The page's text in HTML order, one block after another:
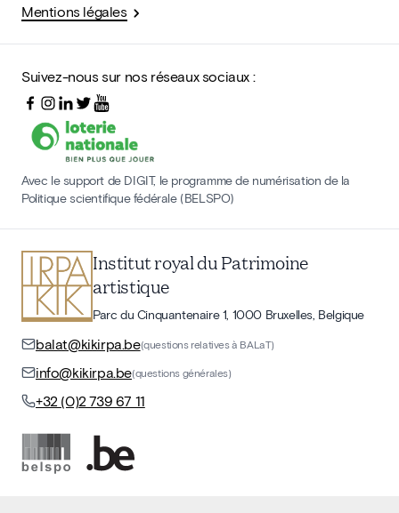
Mentions légales
Suivez-nous sur nos réseaux sociaux :
Avec le support de DIGIT, le programme de numérisation de la
Politique scientifique fédérale (BELSPO)
Institut royal du Patrimoine
artistique
Parc du Cinquantenaire 1, 1000 Bruxelles, Belgique
balat@kikirpa.be(questions relatives à BALaT)
info@kikirpa.be(questions générales)
+32 (0)2 739 67 11